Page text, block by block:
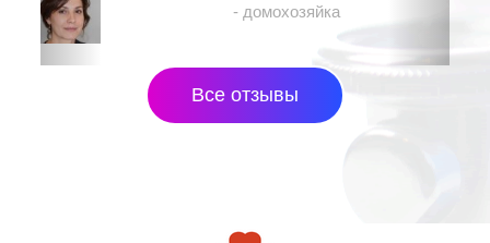
- домохозяйка
Все отзывы